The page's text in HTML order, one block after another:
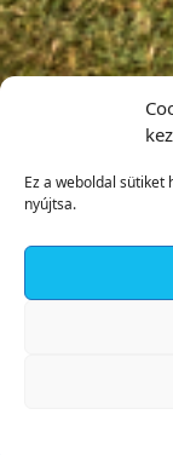
Ez a weboldal
nyújtsa.